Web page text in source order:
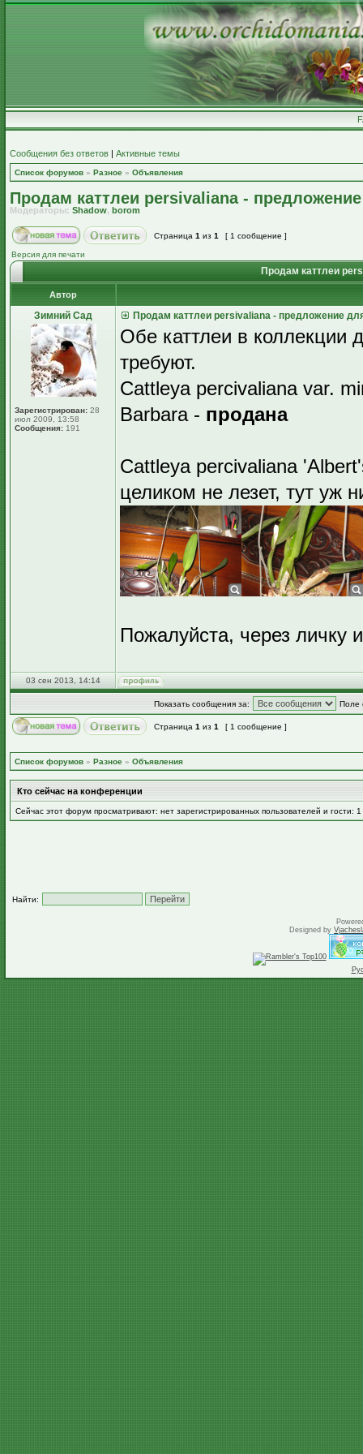
Сообщения без ответов | Активные темы
Список форумов » Разное » Объявления
Продам каттлеи persivaliana -
Модераторы: Shadow, borom
Страница 1 из 1 [ 1 сообщение ]
Версия для печати
Продам каттлеи
Автор
Зимний Сад
Зарегистрирован: 28
июл 2009, 13:58
Сообщения: 191
Продам каттлеи persivaliana - предложение
Обе каттлеи в коллекции
требуют.
Cattleya percivaliana var.
Barbara - продана
Cattleya percivaliana
целиком не лезет, тут уж
Пожалуйста, через личку
03 сен 2013, 14:14
Показать сообщения за: Поле
Страница 1 из 1 [ 1 сообщение ]
Список форумов » Разное » Объявления
Кто сейчас на конференции
Сейчас этот форум просматривают: нет зарегистрированных пользователей и гости: 1
Найти:
Designed by